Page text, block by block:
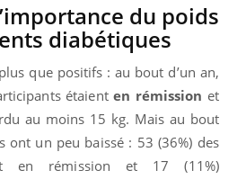
du poids
diabétiques
que positifs : au bout d’un an,
étaienten rémission et
au moins 15 kg. Mais au bout
ont un peu baissé : 53 (36%) des
en rémission et 17 (11%)